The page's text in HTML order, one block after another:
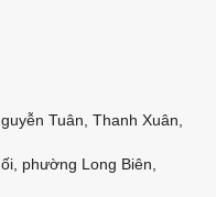
Tuân, Thanh Xuân,
phường Long Biên,